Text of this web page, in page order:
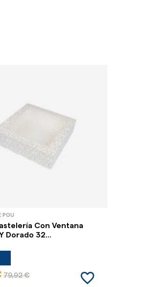
POU
Con Ventana
Dorado 32...
79,92 € favorite_border